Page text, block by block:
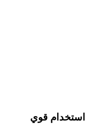
استخدام قوي